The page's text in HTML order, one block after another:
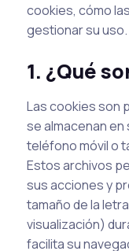
cookies, cómo
gestionar su uso.
1. ¿Qué
Las cookies son
se almacenan
teléfono móvil o
Estos archivos
sus acciones y
tamaño de la
visualización)
facilita su